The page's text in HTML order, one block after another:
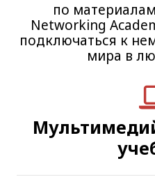
по
Networking
подключаться к
мира в